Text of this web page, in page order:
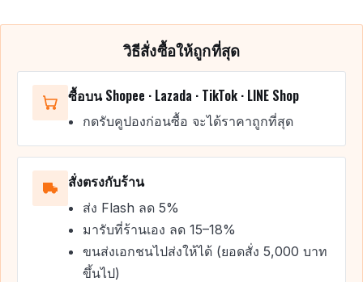
วิธีสั่งซื้อให้ถูกที่สุด
ซื้อบน Shopee · Lazada · TikTok · LINE Shop
กดรับคูปองก่อนซื้อ จะได้ราคาถูกที่สุด
สั่งตรงกับร้าน
ส่ง Flash ลด 5%
มารับที่ร้านเอง ลด 15–18%
ขนส่งเอกชนไปส่งให้ได้ (ยอดสั่ง 5,000 บาท
ขึ้นไป)